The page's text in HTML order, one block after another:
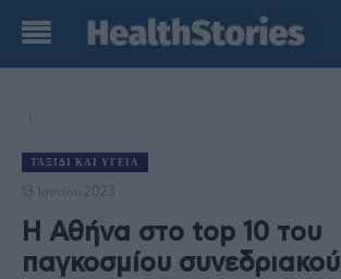
ΤΑΞΊΔΙ ΚΑΙ ΥΓΕΊΑ
13 Ιουνίου 2023
Η Αθήνα στο top 10 του
παγκοσμίου συνεδριακού